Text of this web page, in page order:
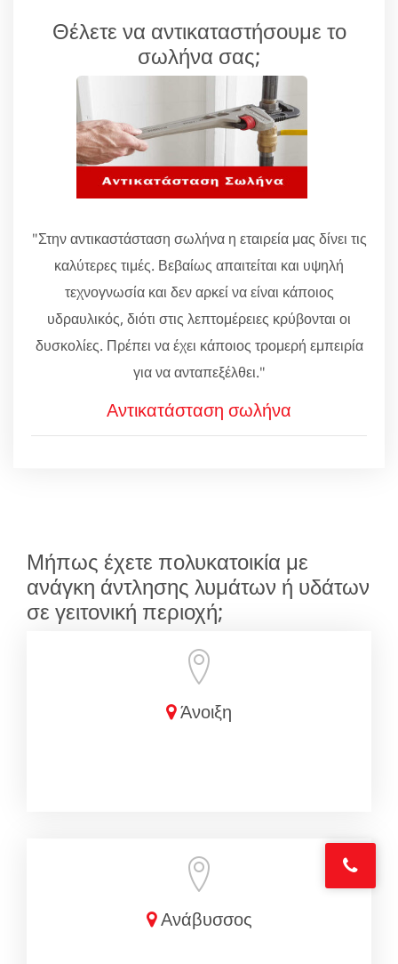
Θέλετε να αντικαταστήσουμε το
σωλήνα σας;
"Στην αντικαστάσταση σωλήνα η εταιρεία μας δίνει τις
καλύτερες τιμές. Βεβαίως απαιτείται και υψηλή
τεχνογνωσία και δεν αρκεί να είναι κάποιος
υδραυλικός, διότι στις λεπτομέρειες κρύβονται οι
δυσκολίες. Πρέπει να έχει κάποιος τρομερή εμπειρία
για να ανταπεξέλθει."
Αντικατάσταση σωλήνα
Μήπως έχετε πολυκατοικία με
ανάγκη άντλησης λυμάτων ή υδάτων
σε γειτονική περιοχή;
Άνοιξη
Ανάβυσσος